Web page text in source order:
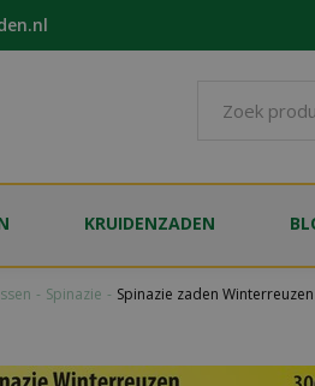
Spinazie Spinazie zaden Winterreuzen
KRUIDENZADEN